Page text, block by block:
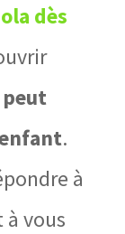
dès
.
à
vous